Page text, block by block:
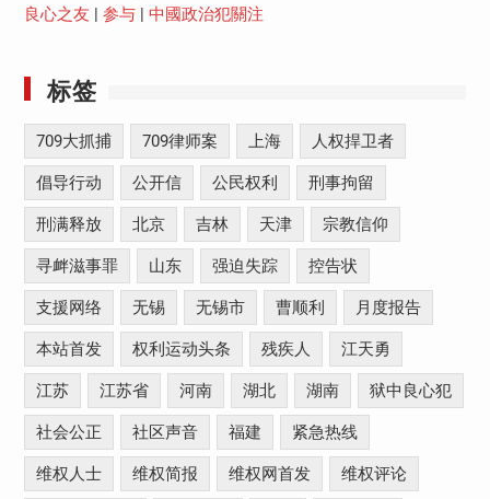
良心之友
参与| 中國政治犯關注
标签
709大抓捕 709律师案 上海 人权捍卫者
倡导行动 公开信 公民权利 刑事拘留
刑满释放 北京 吉林 天津 宗教信仰
寻衅滋事罪 山东 强迫失踪 控告状
支援网络 无锡 无锡市 曹顺利 月度报告
本站首发 权利运动头条 残疾人 江天勇
江苏 江苏省 河南 湖北 湖南 狱中良心犯
社会公正 社区声音 福建 紧急热线
维权人士 维权简报 维权网首发 维权评论